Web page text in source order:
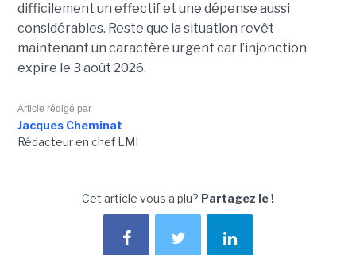
difficilement un effectif et une dépense aussi
considérables. Reste que la situation revêt
maintenant un caractère urgent car l’injonction
expire le 3 août 2026.
Article rédigé par
Jacques Cheminat
Rédacteur en chef LMI
Cet article vous a plu? Partagez le !